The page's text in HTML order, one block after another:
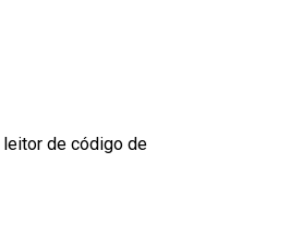
leitor de código de